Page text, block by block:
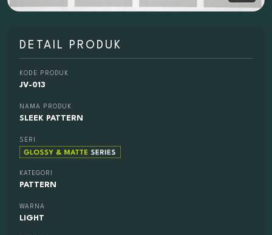
DETAIL PRODUK
KODE PRODUK
JV-013
NAMA PRODUK
SLEEK PATTERN
SERI
KATEGORI
PATTERN
WARNA
LIGHT